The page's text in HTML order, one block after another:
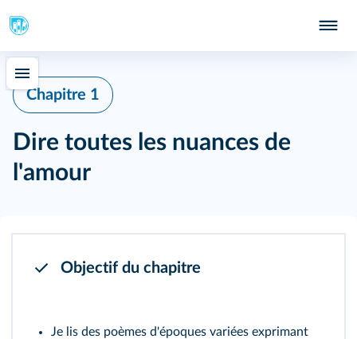
Chapitre 1
Dire toutes les nuances de
l'amour
Objectif du chapitre
Je lis des poèmes d'époques variées exprimant